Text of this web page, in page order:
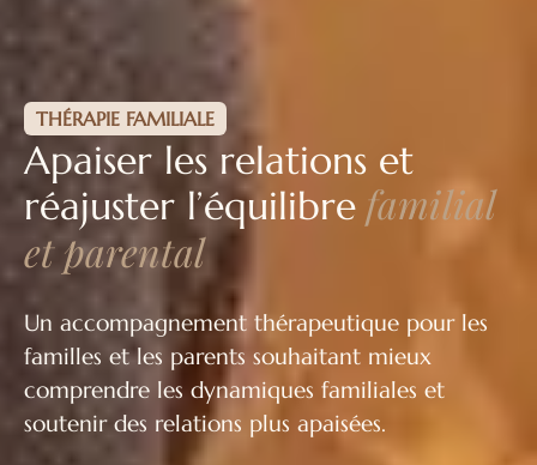
THÉRAPIE FAMILIALE
Apaiser les relations et
réajuster l’équilibre familial
et parental
Un accompagnement thérapeutique pour les
familles et les parents souhaitant mieux
comprendre les dynamiques familiales et
soutenir des relations plus apaisées.